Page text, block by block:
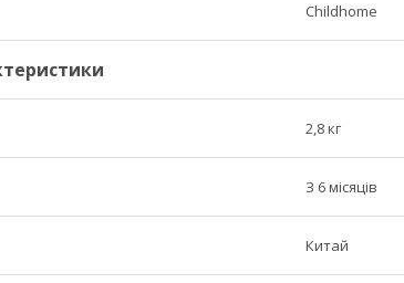
Childhome
2,8 кг
З 6 місяців
Китай